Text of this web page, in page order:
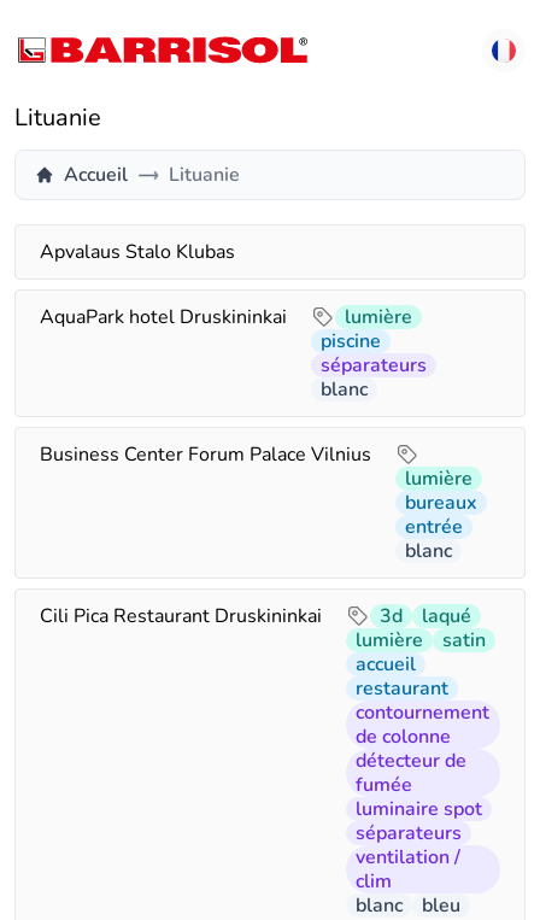
Lituanie
Accueil Lituanie
Apvalaus Stalo Klubas
AquaPark hotel Druskininkai
lumière
piscine
séparateurs
blanc
Business Center Forum Palace Vilnius
lumière
bureaux
entrée
blanc
Cili Pica Restaurant Druskininkai 3d
laqué
lumière
satin
accueil
restaurant
contournement
de colonne
détecteur de
fumée
luminaire spot
séparateurs
ventilation /
clim
blanc
bleu